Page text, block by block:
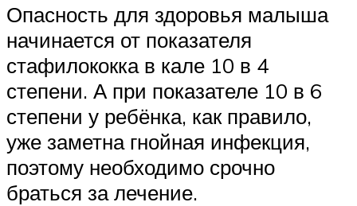
Опасность для здоровья малыша
начинается от показателя
стафилококка в кале 10 в 4
степени. А при показателе 10 в 6
степени у ребёнка, как правило,
уже заметна гнойная инфекция,
поэтому необходимо срочно
браться за лечение.